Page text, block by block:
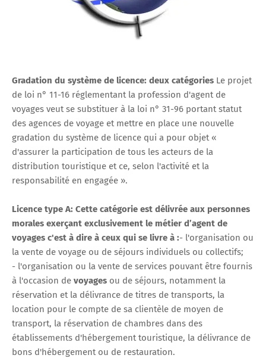
Gradation du système de licence: deux catégories Le projet
de loi n° 11-16 réglementant la profession d'agent de
voyages veut se substituer à la loi n° 31-96 portant statut
des agences de voyage et mettre en place une nouvelle
gradation du système de licence qui a pour objet «
d'assurer la participation de tous les acteurs de la
distribution touristique et ce, selon l'activité et la
responsabilité en engagée ».
Licence type A: Cette catégorie est délivrée aux personnes
morales exerçant exclusivement le métier d’agent de
voyages c'est à dire à ceux qui se livre à :- l'organisation ou
la vente de voyage ou de séjours individuels ou collectifs;
- l'organisation ou la vente de services pouvant être fournis
à l'occasion de voyages ou de séjours, notamment la
réservation et la délivrance de titres de transports, la
location pour le compte de sa clientèle de moyen de
transport, la réservation de chambres dans des
établissements d'hébergement touristique, la délivrance de
bons d'hébergement ou de restauration.